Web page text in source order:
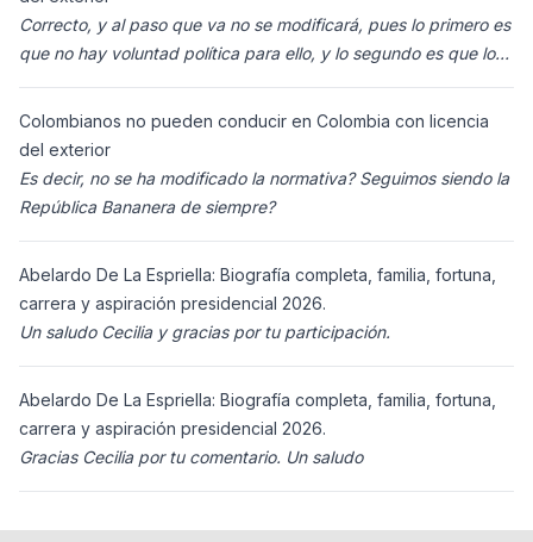
Correcto, y al paso que va no se modificará, pues lo primero es
que no hay voluntad política para ello, y lo segundo es que los
Colombianos no pueden conducir en Colombia con licencia
del exterior
Es decir, no se ha modificado la normativa? Seguimos siendo la
República Bananera de siempre?
Abelardo De La Espriella: Biografía completa, familia, fortuna,
carrera y aspiración presidencial 2026.
Un saludo Cecilia y gracias por tu participación.
Abelardo De La Espriella: Biografía completa, familia, fortuna,
carrera y aspiración presidencial 2026.
Gracias Cecilia por tu comentario. Un saludo